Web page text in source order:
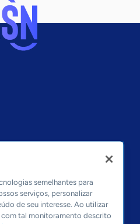
semelhantes para
serviços, personalizar
de seu interesse. Ao utilizar
tal monitoramento descrito